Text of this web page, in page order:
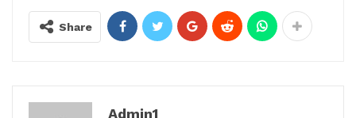
Share
Admin1